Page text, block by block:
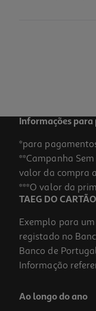
Informações
*para
**Campanha
valor da compra
***O valor da
TAEG DO
Exemplo para
registado no
Banco de
Informação
Ao longo do ano